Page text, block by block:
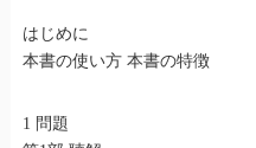
はじめに
本書の使い方 本書の特徴
1 問題